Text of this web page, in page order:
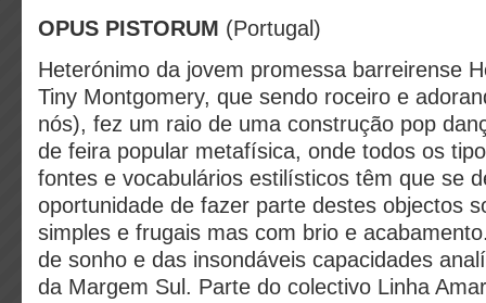
OPUS PISTORUM (Portugal)
Heterónimo da jovem promessa barreirense
Tiny Montgomery, que sendo roceiro e
nós), fez um raio de uma construção pop
de feira popular metafísica, onde todos os
fontes e vocabulários estilísticos têm que se
oportunidade de fazer parte destes objectos
simples e frugais mas com brio e
de sonho e das insondáveis capacidades
da Margem Sul. Parte do colectivo Linha